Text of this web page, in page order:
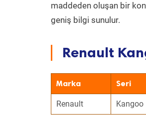
maddeden oluşan bir
geniş bilgi sunulur.
Renault
Marka Seri
Renault Kangoo